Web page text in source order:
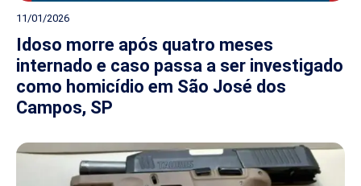
11/01/2026
Idoso morre após quatro meses
internado e caso passa a ser investigado
como homicídio em São José dos
Campos, SP